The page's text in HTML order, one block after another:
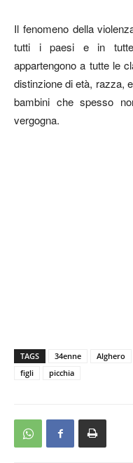
Il fenomeno della
tutti i paesi e in
appartengono a tutte le
distinzione di età, razza,
bambini che spesso
vergogna.
TAGS 34enne Alghero
figli
picchia